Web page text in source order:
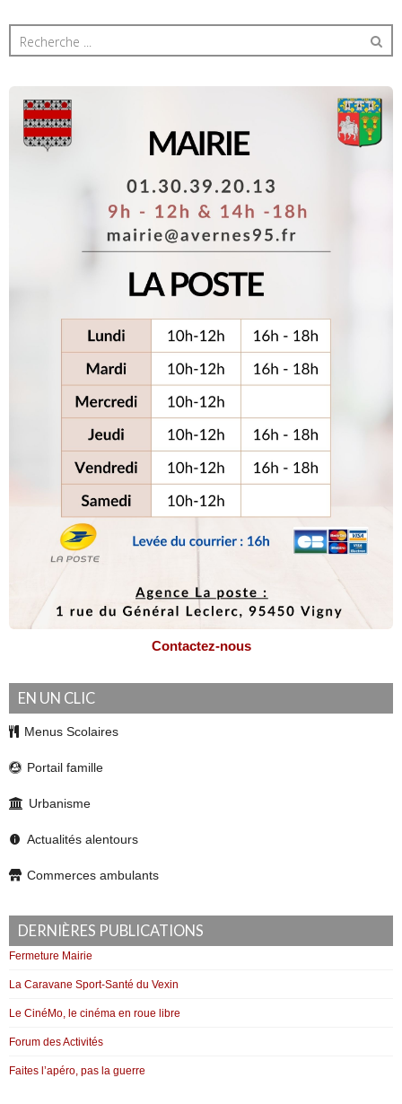
Contactez-nous
EN UN CLIC
Menus Scolaires
Portail famille
Urbanisme
Actualités alentours
Commerces ambulants
DERNIÈRES PUBLICATIONS
Fermeture Mairie
La Caravane Sport-Santé du Vexin
Le CinéMo, le cinéma en roue libre
Forum des Activités
Faites l’apéro, pas la guerre